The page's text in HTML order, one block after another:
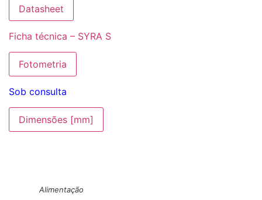
Datasheet
Ficha técnica – SYRA S
Fotometria
Sob consulta
Dimensões [mm]
Alimentação